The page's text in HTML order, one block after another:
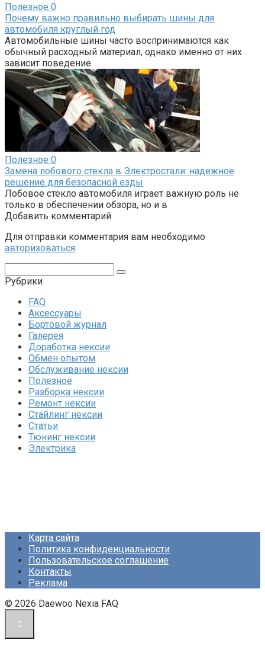
Полезное 0
Почему важно правильно выбирать шины для
автомобиля круглый год
Автомобильные шины часто воспринимаются как
обычный расходный материал, однако именно от них
зависит поведение
Полезное 0
Замена лобового стекла в Электростали: надежное
решение для безопасной езды
Лобовое стекло автомобиля играет важную роль не
только в обеспечении обзора, но и в
Добавить комментарий
Для отправки комментария вам необходимо
авторизоваться.
Рубрики
FAQ
Аксессуары
Бортовой журнал
Галерея
Доработка нексии
Обмен опытом
Обслуживание нексии
Полезное
Разборка нексии
Ремонт нексии
Стайлинг нексии
Статьи
Тюнинг нексии
Электрика
Карта сайта
Политика конфиденциальности
Пользовательское соглашение
Контакты
Реклама
© 2026 Daewoo Nexia FAQ